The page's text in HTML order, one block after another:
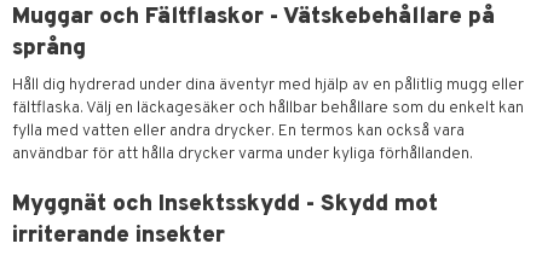
Muggar och Fältflaskor - Vätskebehållare på
språng
Håll dig hydrerad under dina äventyr med hjälp av en pålitlig mugg eller
fältflaska. Välj en läckagesäker och hållbar behållare som du enkelt kan
fylla med vatten eller andra drycker. En termos kan också vara
användbar för att hålla drycker varma under kyliga förhållanden.
Myggnät och Insektsskydd - Skydd mot
irriterande insekter